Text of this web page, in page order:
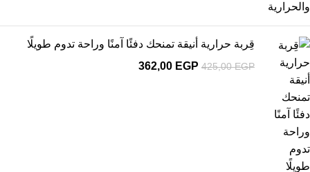
قِربة حرارية أنيقة تمنحك دفئًا آمنًا وراحة تدوم طويلًا
425,00EGP
362,00 EGP